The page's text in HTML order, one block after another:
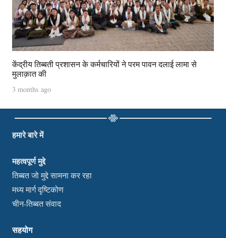
केंद्रीय तिब्बती प्रशासन के कर्मचारियों ने परम पावन दलाई लामा से
मुलाक़ात की
3 months ago
हमारे बारे में
महत्वपूर्ण मुद्दे
तिब्बत जो मुद्दे सामना कर रहा
मध्य मार्ग दृष्टिकोण
चीन-तिब्बत संवाद
सहयोग